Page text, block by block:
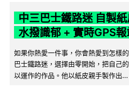
中三巴士鐵路迷 自製
水撥識郁 + 實時GPS報
如果你熱愛一件事，你會熱愛到怎樣
巴士鐵路迷，選擇由零開始，把自己
以運作的作品。他以紙皮親手製作出...